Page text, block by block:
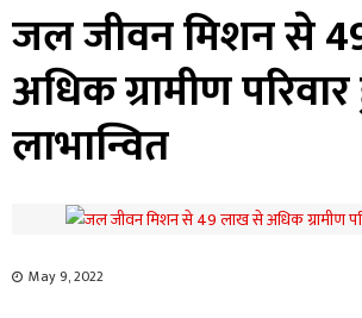
जल जीवन मिशन से
अधिक ग्रामीण
लाभान्वित
May 9, 2022